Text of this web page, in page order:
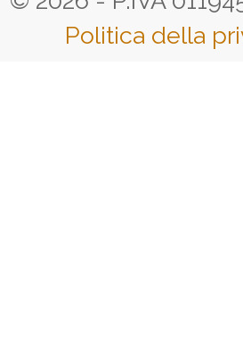
Politica della